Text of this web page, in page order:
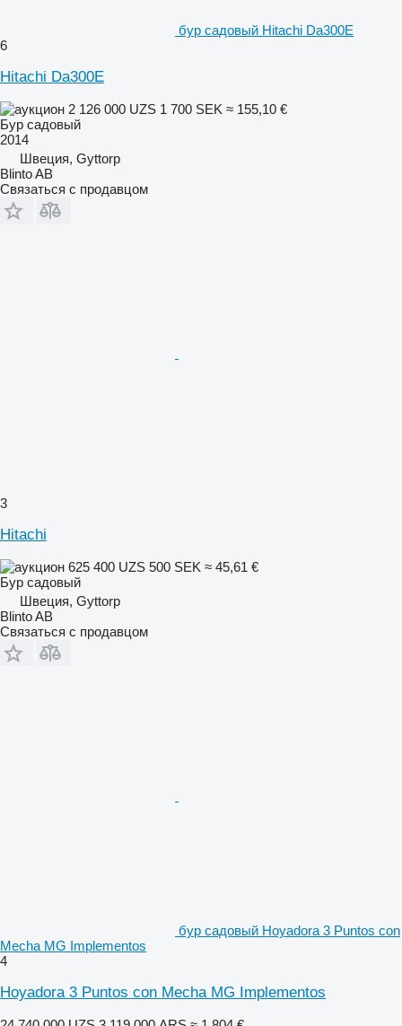
бур садовый Hitachi Da300E
6
Hitachi Da300E
2 126 000 UZS 1 700 SEK ≈ 155,10 €
Бур садовый
2014
Швеция, Gyttorp
Blinto AB
Связаться с продавцом
3
Hitachi
625 400 UZS 500 SEK ≈ 45,61 €
Бур садовый
Швеция, Gyttorp
Blinto AB
Связаться с продавцом
бур садовый Hoyadora 3 Puntos con
Mecha MG Implementos
4
Hoyadora 3 Puntos con Mecha MG Implementos